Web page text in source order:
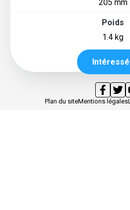
205 mm
Poids
1.4 kg
Plan du siteMentions légales